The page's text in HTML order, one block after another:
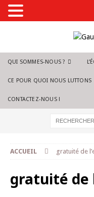
QUI SOMMES-NOUS ?
CE POUR QUOI NOUS LUTTONS
CONTACTEZ-NOUS !
ACCUEIL gratuité de
gratuité de